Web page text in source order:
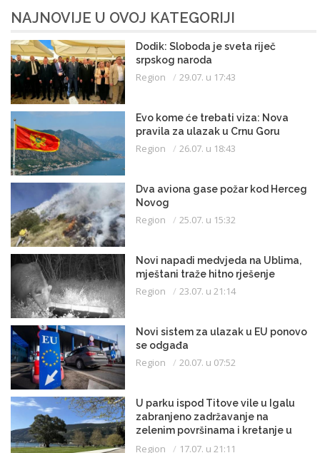
NAJNOVIJE U OVOJ KATEGORIJI
Dodik: Sloboda je sveta riječ
srpskog naroda
Region 29.07. u 17:43
Evo kome će trebati viza: Nova
pravila za ulazak u Crnu Goru
Region 26.07. u 18:43
Dva aviona gase požar kod Herceg
Novog
Region 25.07. u 15:32
Novi napadi medvjeda na Ublima,
mještani traže hitno rješenje
Region 23.07. u 21:14
Novi sistem za ulazak u EU ponovo
se odgađa
Region 20.07. u 07:52
U parku ispod Titove vile u Igalu
zabranjeno zadržavanje na
zelenim površinama i kretanje u
kupaćem kostimu
Region 17.07. u 21:11